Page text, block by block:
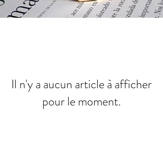
Il n'y a aucun article à afficher
pour le moment.